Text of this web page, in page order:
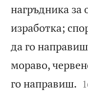
нагръдника за
изработка;
да го
мораво,
го направиш. 